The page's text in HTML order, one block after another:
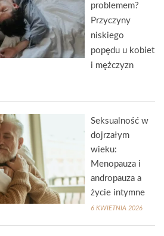
problemem?
Przyczyny
niskiego
popędu u kobiet
i mężczyzn
Seksualność w
dojrzałym
wieku:
Menopauza i
andropauza a
życie intymne
6 KWIETNIA 2026